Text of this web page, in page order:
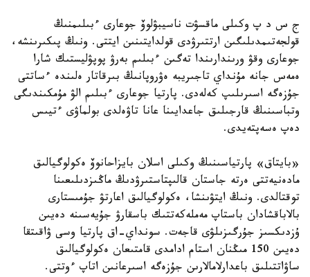
ج س د پ وكىلى ماقسۋت ناسيبۋلوۆ جوعارى ءبىلىمنىڭ
قولجەتىمدىلىگىن ارتتىرۋدى قولدايتىنىن ايتتى. ونىڭ پىكىرىنشە،
جوعارى وقۋ ورىندارىندا تەگىن ءبىلىم بەرۋ پوپۋليستىك شارا
ەمەس جانە مۇنداي تاجىريبە ەۋروپانىڭ بىرقاتار ەلىندە ءساتتى
جۇزەگە اسىرىلىپ كەلەدى. پارتيا جوعارى ءبىلىم الۋ مۇمكىندىگى
وتباسىنىڭ قارجىلىق جاعدايىنا عانا تاۋەلدى بولماۋى ءتيىس
دەپ ەسەپتەيدى.
«بايتاق» پارتياسىنىڭ وكىلى اسلان بايزاحانوۆ ەكولوگيالىق
مادەنيەتتى ەرتە جاستان قالىپتاستىرۋدىڭ ماڭىزدىلىعىنا
توقتالدى. ونىڭ ايتۋىنشا، ەكولوگيالىق اعارتۋ جۇمىستارى
بالاباقشادان باستاپ مەملەكەتتىك باسقارۋ جۇيەسىنە دەيىن
ۇزدىكسىز جۇرگىزىلۋى قاجەت. سونداي-اق پارتيا وسى ۋاقىتقا
دەيىن 150 مىڭنان استام ادامدى قامتىعان ەكولوگيالىق
ساۋاتتىلىق باعدارلامالارىن جۇزەگە اسىرعانىن اتاپ ءوتتى.